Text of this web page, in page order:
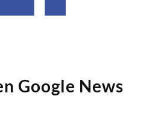
Google News